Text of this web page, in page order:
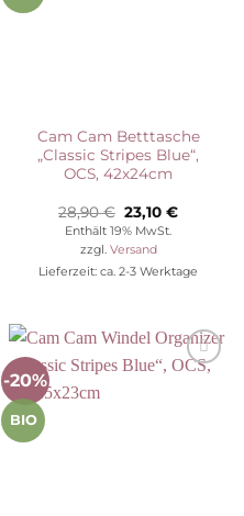
Cam Cam Betttasche
„Classic Stripes Blue“,
OCS, 42x24cm
28,90€ Ursprünglicher
Preis
war:
28,90 €
23,10€
Enthält 19% MwSt.
zzgl. Versand
Lieferzeit: ca. 2-3 Werktage
-20%
BIO